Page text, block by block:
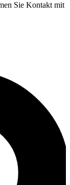
Sie Kontakt mit